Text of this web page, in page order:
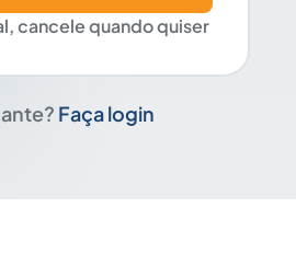
cancele quando quiser
Faça login